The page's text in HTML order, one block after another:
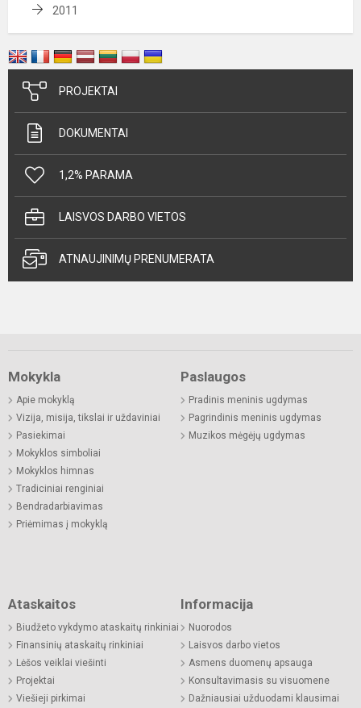
2011
PROJEKTAI
DOKUMENTAI
1,2% PARAMA
LAISVOS DARBO VIETOS
ATNAUJINIMŲ PRENUMERATA
Mokykla
Apie mokyklą
Vizija, misija, tikslai ir uždaviniai
Pasiekimai
Mokyklos simboliai
Mokyklos himnas
Tradiciniai renginiai
Bendradarbiavimas
Priėmimas į mokyklą
Paslaugos
Pradinis meninis ugdymas
Pagrindinis meninis ugdymas
Muzikos mėgėjų ugdymas
Ataskaitos
Biudžeto vykdymo ataskaitų rinkiniai
Finansinių ataskaitų rinkiniai
Lėšos veiklai viešinti
Projektai
Viešieji pirkimai
Informacija
Nuorodos
Laisvos darbo vietos
Asmens duomenų apsauga
Konsultavimasis su visuomene
Dažniausiai užduodami klausimai